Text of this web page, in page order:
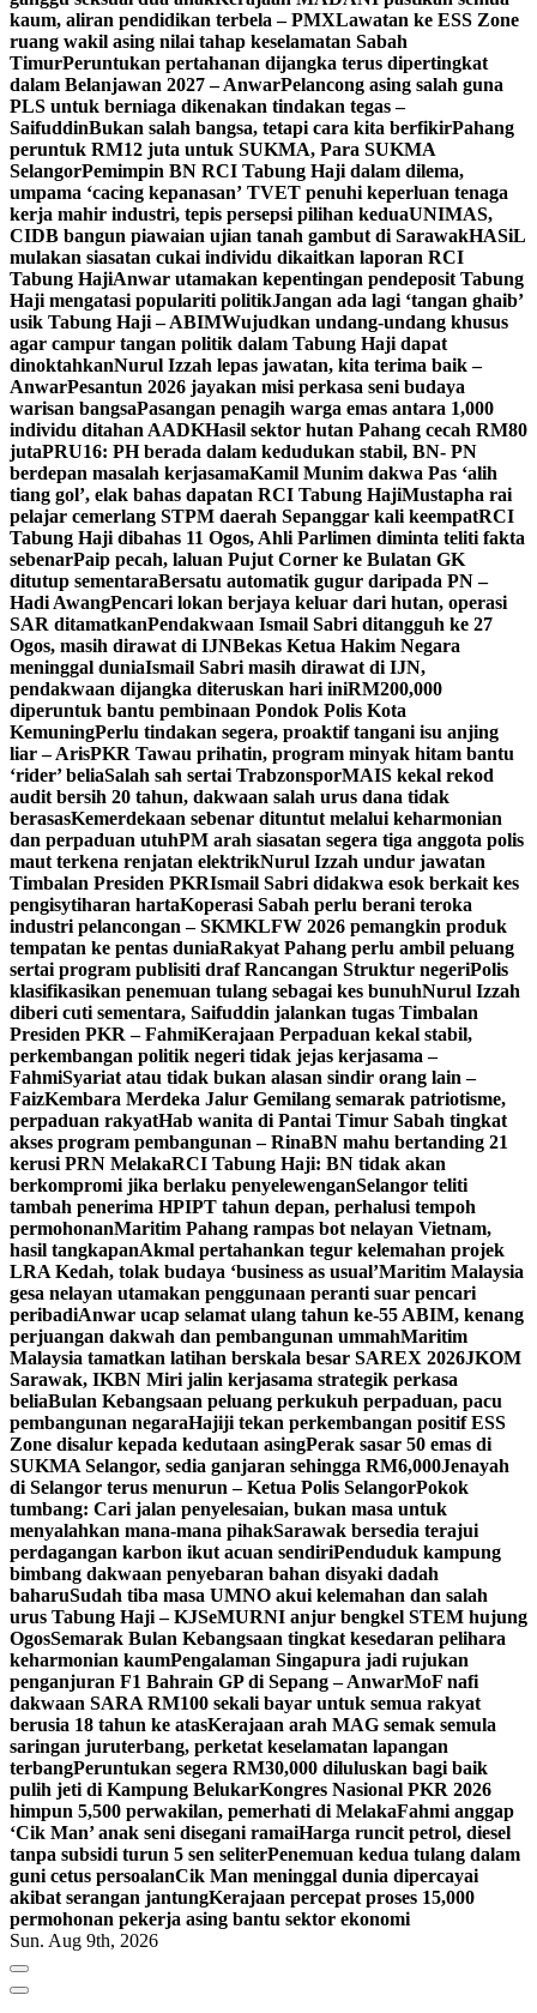
kaum, aliran pendidikan terbela – PMXLawatan ke ESS Zone
ruang wakil asing nilai tahap keselamatan Sabah
TimurPeruntukan pertahanan dijangka terus dipertingkat
dalam Belanjawan 2027 – AnwarPelancong asing salah guna
PLS untuk berniaga dikenakan tindakan tegas –
SaifuddinBukan salah bangsa, tetapi cara kita berfikirPahang
peruntuk RM12 juta untuk SUKMA, Para SUKMA
SelangorPemimpin BN RCI Tabung Haji dalam dilema,
umpama ‘cacing kepanasan’ TVET penuhi keperluan tenaga
kerja mahir industri, tepis persepsi pilihan keduaUNIMAS,
CIDB bangun piawaian ujian tanah gambut di SarawakHASiL
mulakan siasatan cukai individu dikaitkan laporan RCI
Tabung HajiAnwar utamakan kepentingan pendeposit Tabung
Haji mengatasi populariti politikJangan ada lagi ‘tangan ghaib’
usik Tabung Haji – ABIMWujudkan undang-undang khusus
agar campur tangan politik dalam Tabung Haji dapat
dinoktahkanNurul Izzah lepas jawatan, kita terima baik –
AnwarPesantun 2026 jayakan misi perkasa seni budaya
warisan bangsaPasangan penagih warga emas antara 1,000
individu ditahan AADKHasil sektor hutan Pahang cecah RM80
jutaPRU16: PH berada dalam kedudukan stabil, BN- PN
berdepan masalah kerjasamaKamil Munim dakwa Pas ‘alih
tiang gol’, elak bahas dapatan RCI Tabung HajiMustapha rai
pelajar cemerlang STPM daerah Sepanggar kali keempatRCI
Tabung Haji dibahas 11 Ogos, Ahli Parlimen diminta teliti fakta
sebenarPaip pecah, laluan Pujut Corner ke Bulatan GK
ditutup sementaraBersatu automatik gugur daripada PN –
Hadi AwangPencari lokan berjaya keluar dari hutan, operasi
SAR ditamatkanPendakwaan Ismail Sabri ditangguh ke 27
Ogos, masih dirawat di IJNBekas Ketua Hakim Negara
meninggal duniaIsmail Sabri masih dirawat di IJN,
pendakwaan dijangka diteruskan hari iniRM200,000
diperuntuk bantu pembinaan Pondok Polis Kota
KemuningPerlu tindakan segera, proaktif tangani isu anjing
liar – ArisPKR Tawau prihatin, program minyak hitam bantu
‘rider’ beliaSalah sah sertai TrabzonsporMAIS kekal rekod
audit bersih 20 tahun, dakwaan salah urus dana tidak
berasasKemerdekaan sebenar dituntut melalui keharmonian
dan perpaduan utuhPM arah siasatan segera tiga anggota polis
maut terkena renjatan elektrikNurul Izzah undur jawatan
Timbalan Presiden PKRIsmail Sabri didakwa esok berkait kes
pengisytiharan hartaKoperasi Sabah perlu berani teroka
industri pelancongan – SKMKLFW 2026 pemangkin produk
tempatan ke pentas duniaRakyat Pahang perlu ambil peluang
sertai program publisiti draf Rancangan Struktur negeriPolis
klasifikasikan penemuan tulang sebagai kes bunuhNurul Izzah
diberi cuti sementara, Saifuddin jalankan tugas Timbalan
Presiden PKR – FahmiKerajaan Perpaduan kekal stabil,
perkembangan politik negeri tidak jejas kerjasama –
FahmiSyariat atau tidak bukan alasan sindir orang lain –
FaizKembara Merdeka Jalur Gemilang semarak patriotisme,
perpaduan rakyatHab wanita di Pantai Timur Sabah tingkat
akses program pembangunan – RinaBN mahu bertanding 21
kerusi PRN MelakaRCI Tabung Haji: BN tidak akan
berkompromi jika berlaku penyelewenganSelangor teliti
tambah penerima HPIPT tahun depan, perhalusi tempoh
permohonanMaritim Pahang rampas bot nelayan Vietnam,
hasil tangkapanAkmal pertahankan tegur kelemahan projek
LRA Kedah, tolak budaya ‘business as usual’Maritim Malaysia
gesa nelayan utamakan penggunaan peranti suar pencari
peribadiAnwar ucap selamat ulang tahun ke-55 ABIM, kenang
perjuangan dakwah dan pembangunan ummahMaritim
Malaysia tamatkan latihan berskala besar SAREX 2026JKOM
Sarawak, IKBN Miri jalin kerjasama strategik perkasa
beliaBulan Kebangsaan peluang perkukuh perpaduan, pacu
pembangunan negaraHajiji tekan perkembangan positif ESS
Zone disalur kepada kedutaan asingPerak sasar 50 emas di
SUKMA Selangor, sedia ganjaran sehingga RM6,000Jenayah
di Selangor terus menurun – Ketua Polis SelangorPokok
tumbang: Cari jalan penyelesaian, bukan masa untuk
menyalahkan mana-mana pihakSarawak bersedia terajui
perdagangan karbon ikut acuan sendiriPenduduk kampung
bimbang dakwaan penyebaran bahan disyaki dadah
baharuSudah tiba masa UMNO akui kelemahan dan salah
urus Tabung Haji – KJSeMURNI anjur bengkel STEM hujung
OgosSemarak Bulan Kebangsaan tingkat kesedaran pelihara
keharmonian kaumPengalaman Singapura jadi rujukan
penganjuran F1 Bahrain GP di Sepang – AnwarMoF nafi
dakwaan SARA RM100 sekali bayar untuk semua rakyat
berusia 18 tahun ke atasKerajaan arah MAG semak semula
saringan juruterbang, perketat keselamatan lapangan
terbangPeruntukan segera RM30,000 diluluskan bagi baik
pulih jeti di Kampung BelukarKongres Nasional PKR 2026
himpun 5,500 perwakilan, pemerhati di MelakaFahmi anggap
‘Cik Man’ anak seni disegani ramaiHarga runcit petrol, diesel
tanpa subsidi turun 5 sen seliterPenemuan kedua tulang dalam
guni cetus persoalanCik Man meninggal dunia dipercayai
akibat serangan jantungKerajaan percepat proses 15,000
permohonan pekerja asing bantu sektor ekonomi
Sun. Aug 9th, 2026